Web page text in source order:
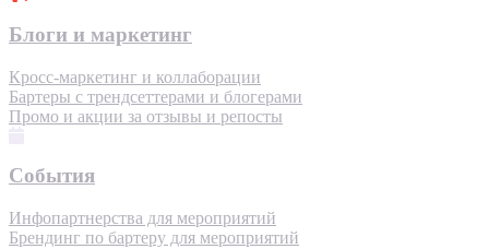
Блоги и маркетинг
Кросс-маркетинг и коллаборации
Бартеры с трендсеттерами и блогерами
Промо и акции за отзывы и репосты
События
Инфопартнерства для мероприятий
Брендинг по бартеру для мероприятий